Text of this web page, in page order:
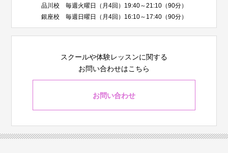
品川校 毎週火曜日（月4回）19:40～21:10（90分）
銀座校 毎週日曜日（月4回）16:10～17:40（90分）
スクールや体験レッスンに関する
お問い合わせはこちら
お問い合わせ